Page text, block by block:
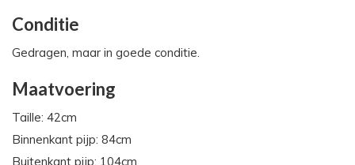
Conditie
Gedragen, maar in goede conditie.
Maatvoering
Taille: 42cm
Binnenkant pijp: 84cm
Buitenkant pijp: 104cm